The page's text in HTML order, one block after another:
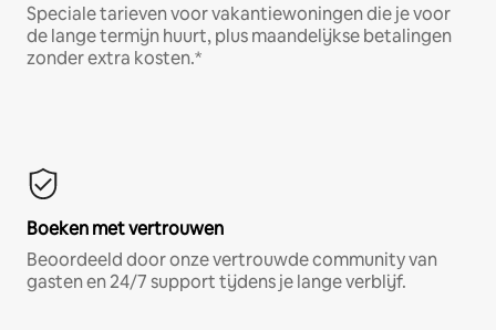
Speciale tarieven voor vakantiewoningen die je voor
de lange termijn huurt, plus maandelijkse betalingen
zonder extra kosten.*
Boeken met vertrouwen
Beoordeeld door onze vertrouwde community van
gasten en 24/7 support tijdens je lange verblijf.